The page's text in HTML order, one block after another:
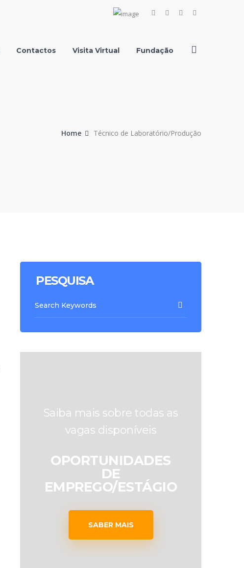
FacebookInstagramYoutube
Contactos Visita Virtual Fundação
Home Técnico de Laboratório/Produção
PESQUISA
Saiba mais sobre todas as
vagas disponíveis
OPORTUNIDADES
DE
EMPREGO/ESTÁGIO
SABER MAIS